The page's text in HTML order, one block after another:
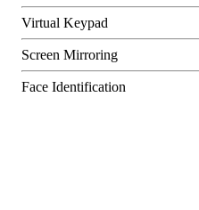
Virtual Keypad
Screen Mirroring
Face Identification